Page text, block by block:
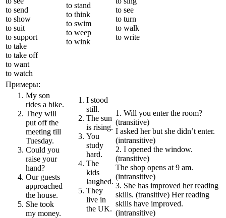
to send
to show
to suit
to support
to take
to take off
to want
to watch
to stand
to think
to swim
to weep
to wink
to see
to turn
to walk
to write
Примеры:
My son
rides a bike.
They will
put off the
meeting till
Tuesday.
Could you
raise your
hand?
Our guests
approached
the house.
She took
my money.
I stood
still.
The sun
is rising.
You
study
hard.
The
kids
laughed.
They
live in
the UK.
1. Will you enter the room?
(transitive)
I asked her but she didn’t enter.
(intransitive)
2. I opened the window.
(transitive)
The shop opens at 9 am.
(intransitive)
3. She has improved her reading
skills. (transitive) Her reading
skills have improved.
(intransitive)